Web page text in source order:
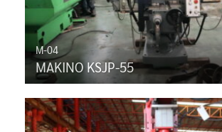
M-04
MAKINO KSJP-55